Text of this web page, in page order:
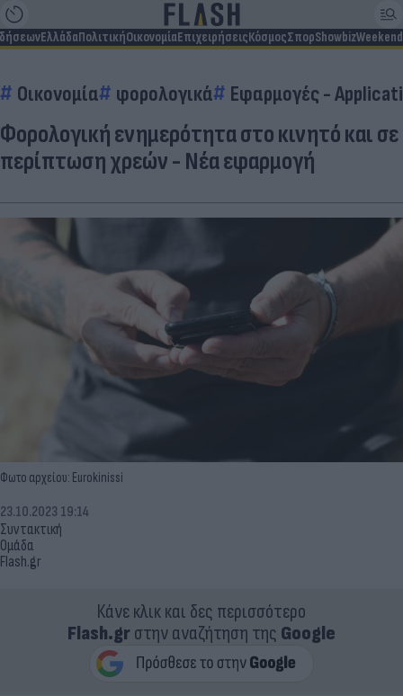
ΕλλάδαΠολιτικήΟικονομίαΕπιχειρήσειςΚόσμοςΣπορShowbizWeekend
Οικονομία φορολογικά Εφαρμογές -
Φορολογική ενημερότητα στο κινητό και σε
περίπτωση χρεών - Νέα εφαρμογή
Φωτο αρχείου: Eurokinissi
Συντακτική
Ομάδα
Flash.gr
23.10.2023 19:14
Κάνε κλικ και δες περισσότερο
Flash.grστην αναζήτηση της Google